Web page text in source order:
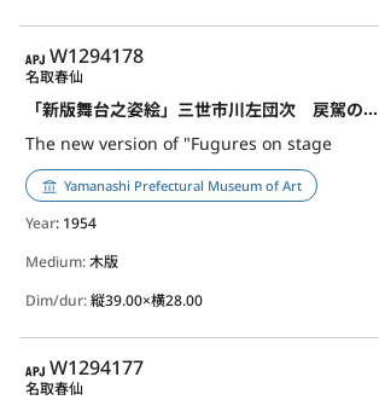
APJ
W1294178
「新版舞台之姿絵」三世市川左団次 戻駕の与四郎
The new version of "Fugures on stage
名取春仙
Yamanashi Prefectural Museum of Art
Year: 1954
Medium:木版
Dim/dur:縦39.00×横28.00
APJ
W1294177
名取春仙